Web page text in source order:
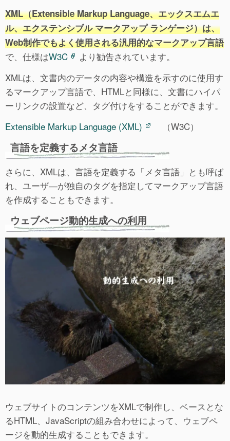
XML（Extensible Markup Language、エックスエムエ
ル、エクステンシブル マークアップ ランゲージ）は、
Web制作でもよく使用される汎用的なマークアップ言語
で、仕様はW3C
より勧告されています。
XMLは、文書内のデータの内容や構造を示すのに使用す
るマークアップ言語で、HTMLと同様に、文書にハイパ
ーリンクの設置など、タグ付けをすることができます。
Extensible Markup Language (XML)
（W3C）
言語を定義するメタ言語
さらに、XMLは、言語を定義する「メタ言語」とも呼ば
れ、ユーザ―が独自のタグを指定してマークアップ言語
を作成することもできます。
ウェブページ動的生成への利用
ウェブサイトのコンテンツをXMLで制作し、ベースとな
るHTML、JavaScriptの組み合わせによって、ウェブペ
ージを動的生成することもできます。